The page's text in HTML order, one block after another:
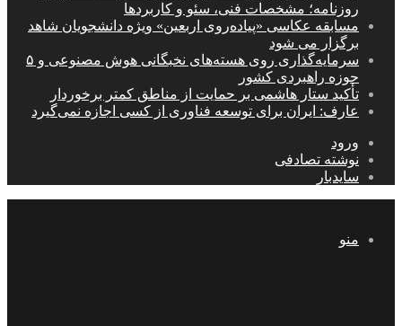
روزنامه؛ مشخصات فنی، سئو و کاربردها
مسابقه عکاسی «پیاده‌روی اربعین» ویژه دانشجویان شاهد
برگزار می شود
سرمایه‌گذاری روی هسته‌های نخبگانی هوش مصنوعی و ۵
حوزه راهبردی کشور
تأکید ستار هاشمی بر حمایت از مناطق کمتر برخوردار
عارف: ایران برای توسعه فناوری از کسی اجازه نمی‌گیرد
ورود
نوشته تصادفی
سایدبار
منو